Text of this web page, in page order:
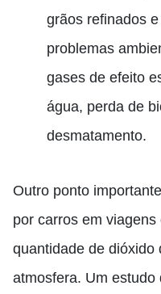
grãos refinados
problemas
gases de efeito
água, perda de
desmatamento.
Outro ponto
por carros em
quantidade de dióxido
atmosfera. Um estudo